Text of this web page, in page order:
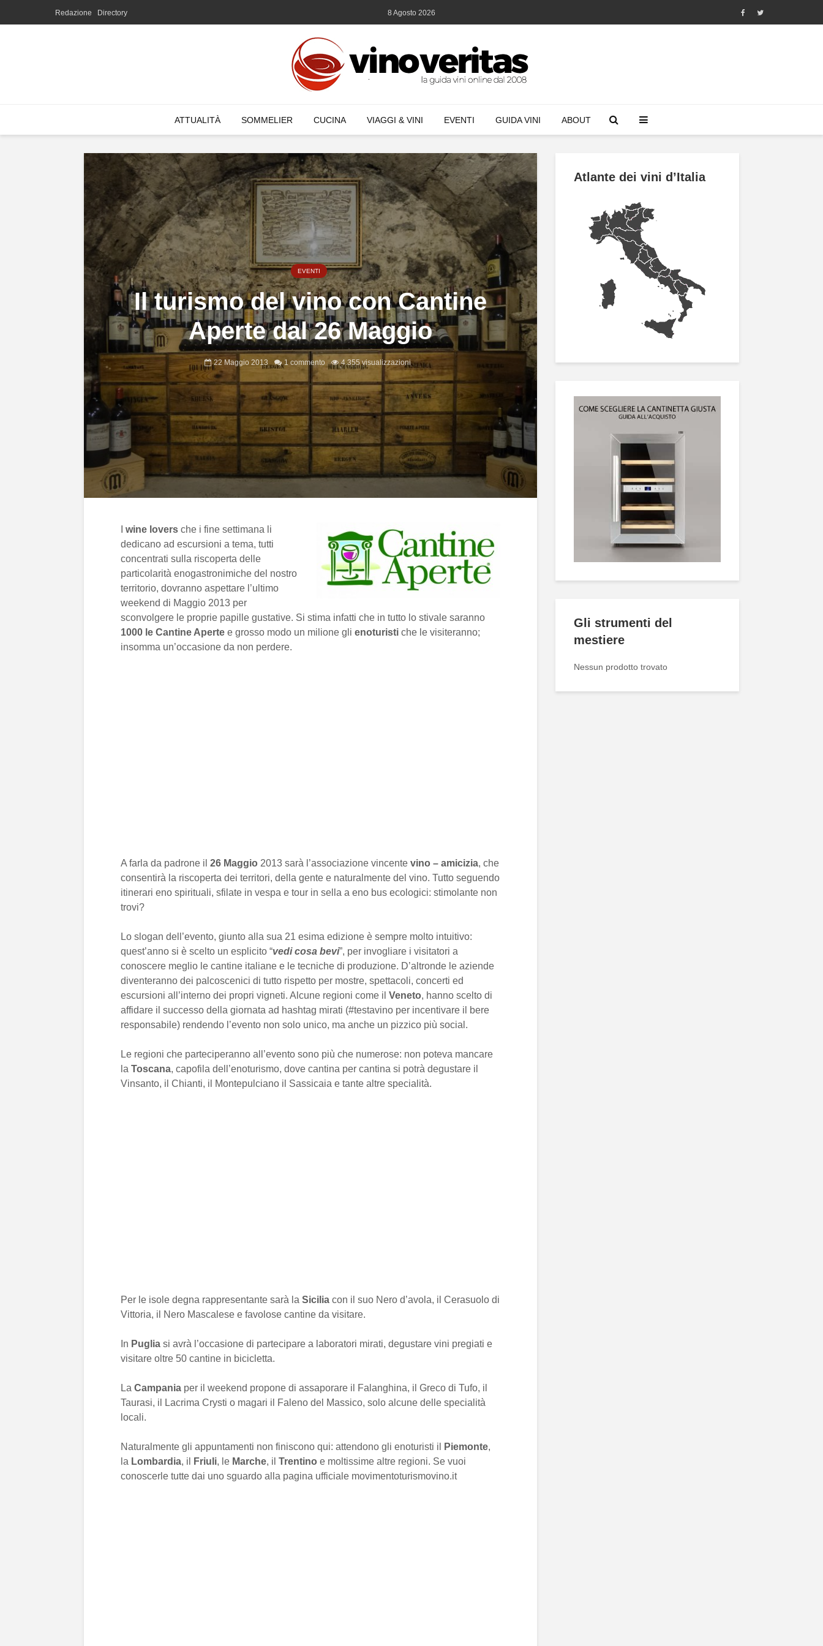
Redazione Directory 8 Agosto 2026
ATTUALITÀ SOMMELIER CUCINA VIAGGI & VINI EVENTI GUIDA VINI ABOUT
EVENTI
Il turismo del vino con Cantine
Aperte dal 26 Maggio
22 Maggio 2013 1 commento 4.355 visualizzazioni
wine lovers che i fine settimana li
dedicano ad escursioni a tema, tutti
concentrati sulla riscoperta delle
particolarità enogastronimiche del nostro
territorio, dovranno aspettare l’ultimo
weekend di Maggio 2013 per
sconvolgere le proprie papille gustative. Si stima infatti che in tutto lo stivale saranno
1000 le Cantine Aperte e grosso modo un milione gli enoturisti che le visiteranno;
insomma un’occasione da non perdere.
A farla da padrone il 26 Maggio 2013 sarà l’associazione vincente vino – amicizia, che
consentirà la riscoperta dei territori, della gente e naturalmente del vino. Tutto seguendo
itinerari eno spirituali, sfilate in vespa e tour in sella a eno bus ecologici: stimolante non
trovi?
Lo slogan dell’evento, giunto alla sua 21 esima edizione è sempre molto intuitivo:
quest’anno si è scelto un esplicito “vedi cosa bevi”, per invogliare i visitatori a
conoscere meglio le cantine italiane e le tecniche di produzione. D’altronde le aziende
diventeranno dei palcoscenici di tutto rispetto per mostre, spettacoli, concerti ed
escursioni all’interno dei propri vigneti. Alcune regioni come il Veneto, hanno scelto di
affidare il successo della giornata ad hashtag mirati (#testavino per incentivare il bere
responsabile) rendendo l’evento non solo unico, ma anche un pizzico più social.
Le regioni che parteciperanno all’evento sono più che numerose: non poteva mancare
la Toscana, capofila dell’enoturismo, dove cantina per cantina si potrà degustare il
Vinsanto, il Chianti, il Montepulciano il Sassicaia e tante altre specialità.
Per le isole degna rappresentante sarà la Sicilia con il suo Nero d’avola, il Cerasuolo di
Vittoria, il Nero Mascalese e favolose cantine da visitare.
In Puglia si avrà l’occasione di partecipare a laboratori mirati, degustare vini pregiati e
visitare oltre 50 cantine in bicicletta.
La Campania per il weekend propone di assaporare il Falanghina, il Greco di Tufo, il
Taurasi, il Lacrima Crysti o magari il Faleno del Massico, solo alcune delle specialità
locali.
Naturalmente gli appuntamenti non finiscono qui: attendono gli enoturisti il Piemonte,
la Lombardia, il Friuli, le Marche, il Trentino e moltissime altre regioni. Se vuoi
conoscerle tutte dai uno sguardo alla pagina ufficiale movimentoturismovino.it
Atlante dei vini d’Italia
Gli strumenti del
mestiere
Nessun prodotto trovato